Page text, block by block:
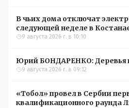
В чьих дома отключат
следующей неделе в
9 августа 2026 г. в 10:10
Юрий БОНДАРЕНКО: Деревья
9 августа 2026 г. в 09:12
«Тобол» провел в Сербии
квалификационного раунда